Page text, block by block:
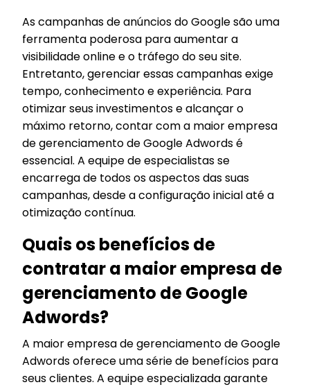
As campanhas de anúncios do Google são uma
ferramenta poderosa para aumentar a
visibilidade online e o tráfego do seu site.
Entretanto, gerenciar essas campanhas exige
tempo, conhecimento e experiência. Para
otimizar seus investimentos e alcançar o
máximo retorno, contar com a maior empresa
de gerenciamento de Google Adwords é
essencial. A equipe de especialistas se
encarrega de todos os aspectos das suas
campanhas, desde a configuração inicial até a
otimização contínua.
Quais os benefícios de
contratar a maior empresa de
gerenciamento de Google
Adwords?
A maior empresa de gerenciamento de Google
Adwords oferece uma série de benefícios para
seus clientes. A equipe especializada garante